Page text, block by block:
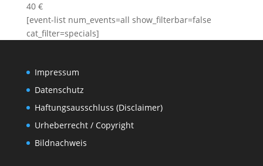
40 €
[event-list num_events=all show_filterbar=false
cat_filter=specials]
Impressum
Datenschutz
Haftungsausschluss (Disclaimer)
Urheberrecht / Copyright
Bildnachweis